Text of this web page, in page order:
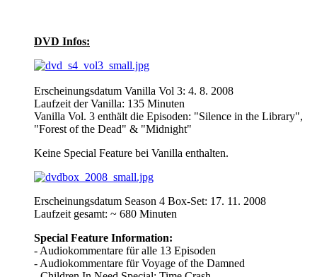
DVD Infos:
Erscheinungsdatum Vanilla Vol 3: 4. 8. 2008
Laufzeit der Vanilla: 135 Minuten
Vanilla Vol. 3 enthält die Episoden: "Silence in the Library",
"Forest of the Dead" & "Midnight"
Keine Special Feature bei Vanilla enthalten.
Erscheinungsdatum Season 4 Box-Set: 17. 11. 2008
Laufzeit gesamt: ~ 680 Minuten
Special Feature Information:
- Audiokommentare für alle 13 Episoden
- Audiokommentare für Voyage of the Damned